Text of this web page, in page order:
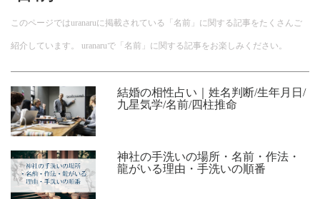
このページではuranaruに掲載されている「名前」に関する記事をたくさんご
紹介しています。 uranaruで「名前」に関する記事をお楽しみください。
結婚の相性占い｜姓名判断/生年月日/
九星気学/名前/四柱推命
神社の手洗いの場所・名前・作法・
龍がいる理由・手洗いの順番